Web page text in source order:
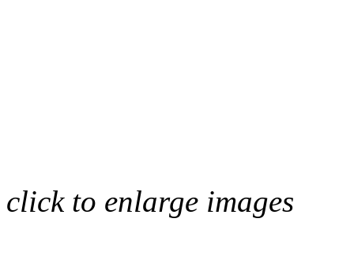
click to enlarge images